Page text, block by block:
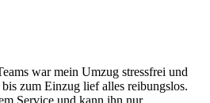
war mein Umzug stressfrei und
zum Einzug lief alles reibungslos.